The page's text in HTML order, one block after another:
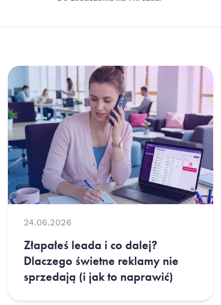
24.06.2026
Złapałeś leada i co dalej?
Dlaczego świetne reklamy nie
sprzedają (i jak to naprawić)